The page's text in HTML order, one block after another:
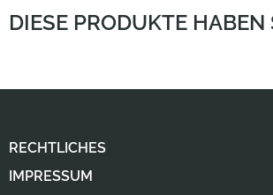
DIESE PRODUKTE
RECHTLICHES
IMPRESSUM